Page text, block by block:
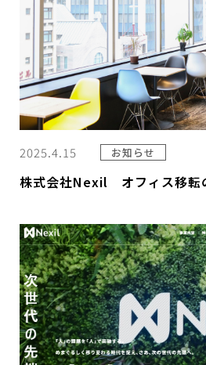
2025.4.15 お知らせ
株式会社Nexil オフィス移転